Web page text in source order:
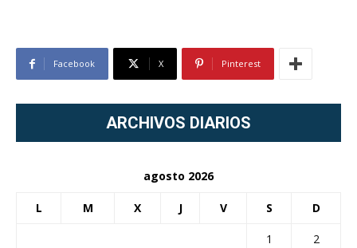
Facebook X Pinterest
ARCHIVOS DIARIOS
agosto 2026
L M X J V S D
1
2